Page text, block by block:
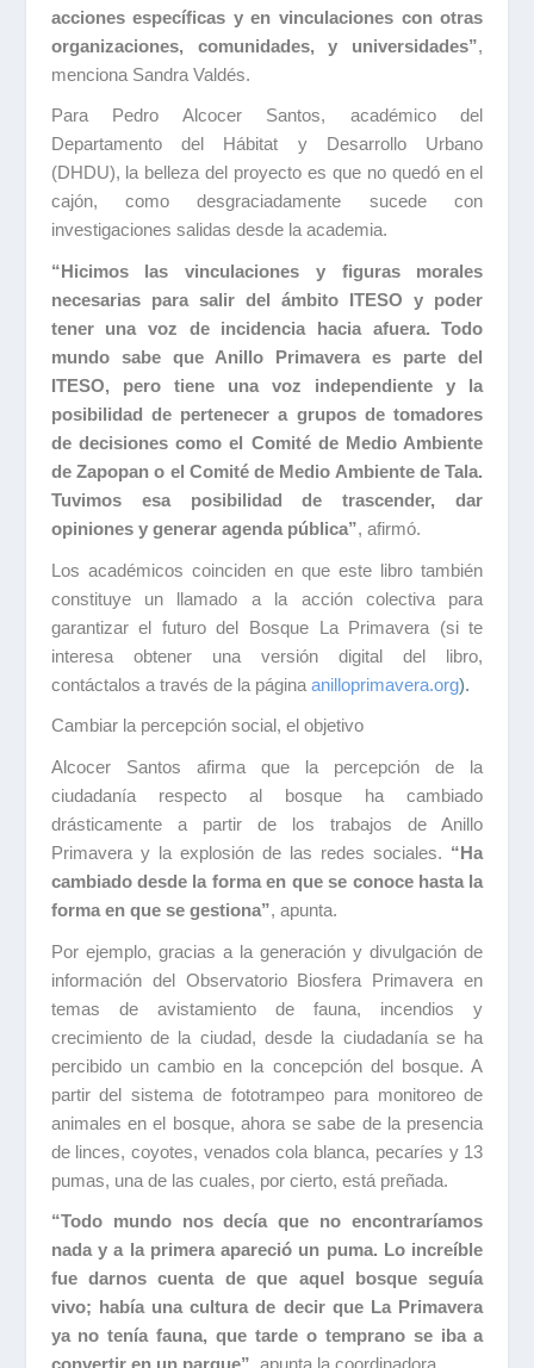
acciones específicas y en vinculaciones con otras
organizaciones, comunidades, y universidades”,
menciona Sandra Valdés.
Para Pedro Alcocer Santos, académico del
Departamento del Hábitat y Desarrollo Urbano
(DHDU), la belleza del proyecto es que no quedó en el
cajón, como desgraciadamente sucede con
investigaciones salidas desde la academia.
“Hicimos las vinculaciones y figuras morales
necesarias para salir del ámbito ITESO y poder
tener una voz de incidencia hacia afuera. Todo
mundo sabe que Anillo Primavera es parte del
ITESO, pero tiene una voz independiente y la
posibilidad de pertenecer a grupos de tomadores
de decisiones como el Comité de Medio Ambiente
de Zapopan o el Comité de Medio Ambiente de Tala.
Tuvimos esa posibilidad de trascender, dar
opiniones y generar agenda pública”, afirmó.
Los académicos coinciden en que este libro también
constituye un llamado a la acción colectiva para
garantizar el futuro del Bosque La Primavera (si te
interesa obtener una versión digital del libro,
contáctalos a través de la página anilloprimavera.org).
Cambiar la percepción social, el objetivo
Alcocer Santos afirma que la percepción de la
ciudadanía respecto al bosque ha cambiado
drásticamente a partir de los trabajos de Anillo
Primavera y la explosión de las redes sociales. “Ha
cambiado desde la forma en que se conoce hasta la
forma en que se gestiona”, apunta.
Por ejemplo, gracias a la generación y divulgación de
información del Observatorio Biosfera Primavera en
temas de avistamiento de fauna, incendios y
crecimiento de la ciudad, desde la ciudadanía se ha
percibido un cambio en la concepción del bosque. A
partir del sistema de fototrampeo para monitoreo de
animales en el bosque, ahora se sabe de la presencia
de linces, coyotes, venados cola blanca, pecaríes y 13
pumas, una de las cuales, por cierto, está preñada.
“Todo mundo nos decía que no encontraríamos
nada y a la primera apareció un puma. Lo increíble
fue darnos cuenta de que aquel bosque seguía
vivo; había una cultura de decir que La Primavera
ya no tenía fauna, que tarde o temprano se iba a